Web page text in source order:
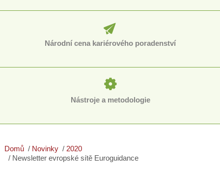
Národní cena kariérového poradenství
Nástroje a metodologie
Domů Novinky
2020
Newsletter evropské sítě Euroguidance